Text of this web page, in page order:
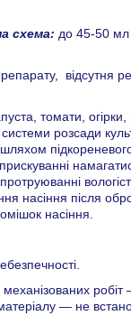
схема: до 45-50 мл
відсутня
томати,
розсади
насіння після
насіння.
матеріалу — не